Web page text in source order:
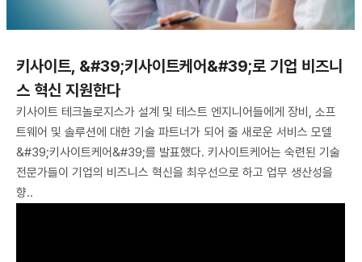
키사이트, &#39;키사이트케어&#39;로 기업 비즈니
스 혁신 지원한다
키사이트 테크놀로지스가 설계 및 테스트 엔지니어들에게 장비, 소프
트웨어 및 솔루션에 대한 기술 파트너가 되어 줄 새로운 서비스 모델
&#39;키사이트케어&#39;를 발표했다. 키사이트케어는 숙련된 기술
전문가들이 기업의 비즈니스 혁신을 최우선으로 하고 업무 생산성을
향..